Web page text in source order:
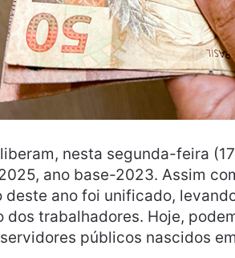
nesta segunda-feira
ano base-2023. Assim
deste ano foi unificado,
dos trabalhadores. Hoje,
públicos nascidos